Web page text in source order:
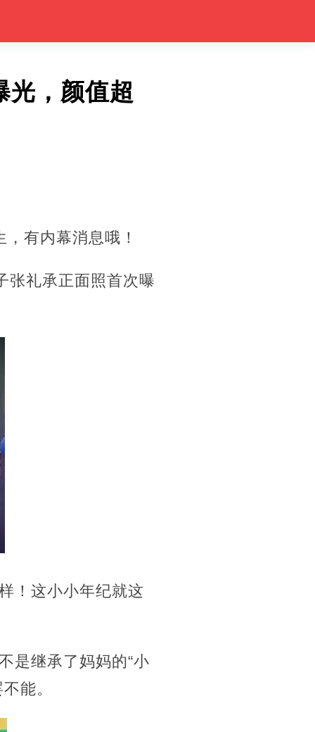
光，颜值超
有内幕消息哦！
张礼承正面照首次曝
！这小小年纪就这
是继承了妈妈的“小
不能。